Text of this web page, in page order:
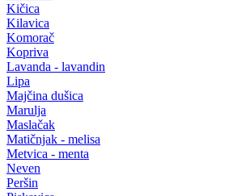
Kičica
Kilavica
Komorač
Kopriva
Lavanda - lavandin
Lipa
Majčina dušica
Marulja
Maslačak
Matičnjak - melisa
Metvica - menta
Neven
Peršin